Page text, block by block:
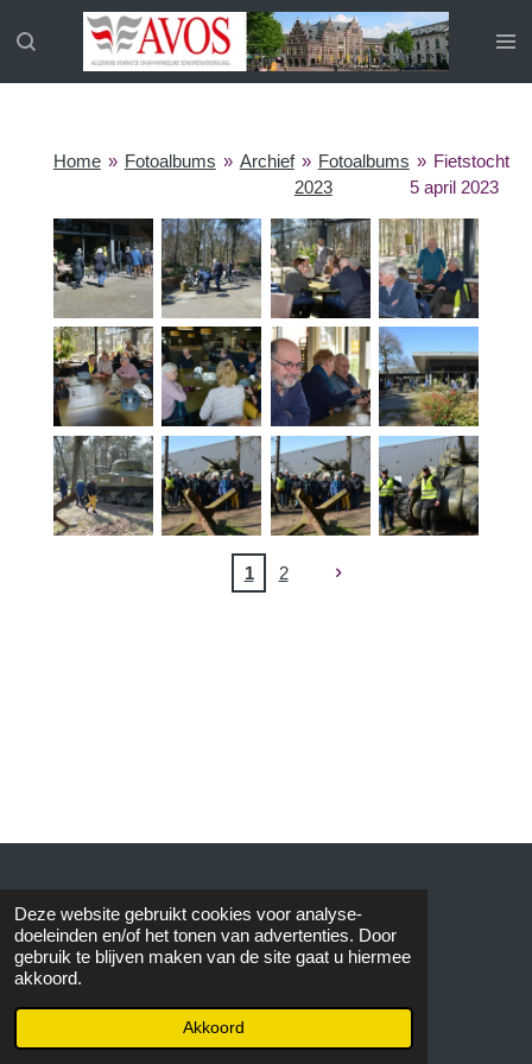
Deze website gebruikt cookies voor analyse-
doeleinden en/of het tonen van advertenties. Door
gebruik te blijven maken van de site gaat u hiermee
akkoord.
Akkoord
direct
Home » Fotoalbums » Archief » Fotoalbums
2023
» Fietstocht
5 april 2023
1 2
© 2015 AVOS